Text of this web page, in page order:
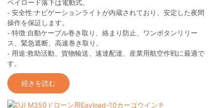
ペイロード落下は電動式。
- 安全性:ナビゲーションライトが内蔵されており、安定した夜間
操作を保証します。
- 特徴:自動ケーブル巻き取り、絡まり防止、ワンボタンリリー
ス、緊急遮断、高速巻き取り。
- 用途:救助活動、貨物輸送、速達配達、産業用航空作戦に最適で
す。
続きを読む